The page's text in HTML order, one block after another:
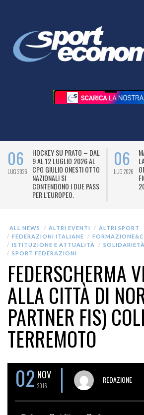
06
LUG 2026
HOCKEY SU PRATO – DAL
9 AL 12 LUGLIO 2026 AL
CPO GIULIO ONESTI OTTO
NAZIONALI SI
CONTENDONO I DUE PASS
PER L’EUROPEO.
06
LUG 2026
ALL NEWS ALTRI EVENTI
ALTRI SPORT
FEDERAZIONI ITALIANE
ISTITUZIONE E ATTUALITÀ
SOLIDARIETÀ
SPORT FEDERAZIONI
FEDERSCHERMA
ALLA CITTÀ DI
PARTNER FIS)
TERREMOTO
02 NOV
2016
REDAZIONE